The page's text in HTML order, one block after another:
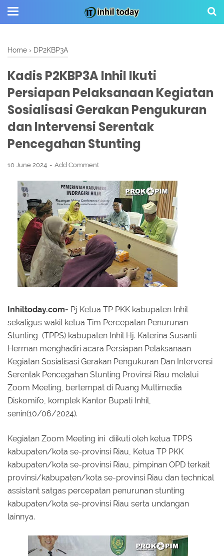
Home › DP2KBP3A
Kadis P2KBP3A Inhil Ikuti
Persiapan Pelaksanaan Kegiatan
Sosialisasi Gerakan Pengukuran
dan Intervensi Serentak
Pencegahan Stunting
10 June 2024 Add Comment
Inhiltoday.com- Pj Ketua TP PKK kabupaten Inhil
sekaligus wakil ketua Tim Percepatan Penurunan
Stunting (TPPS) kabupaten Inhil Hj. Katerina Susanti
Herman menghadiri acara Persiapan Pelaksanaan
Kegiatan Sosialisasi Gerakan Pengukuran Dan Intervensi
Serentak Pencegahan Stunting Provinsi Riau melalui
Zoom Meeting, bertempat di Ruang Multimedia
Diskomifo, komplek Kantor Bupati Inhil,
senin(10/06/2024).
Kegiatan Zoom Meeting ini diikuti oleh ketua TPPS
kabupaten/kota se-provinsi Riau, Ketua TP PKK
kabupaten/kota se-provinsi Riau, pimpinan OPD terkait
provinsi/kabupaten/kota se-provinsi Riau dan technical
assistant satgas percepatan penurunan stunting
kabupaten/kota se-provinsi Riau serta undangan
lainnya.